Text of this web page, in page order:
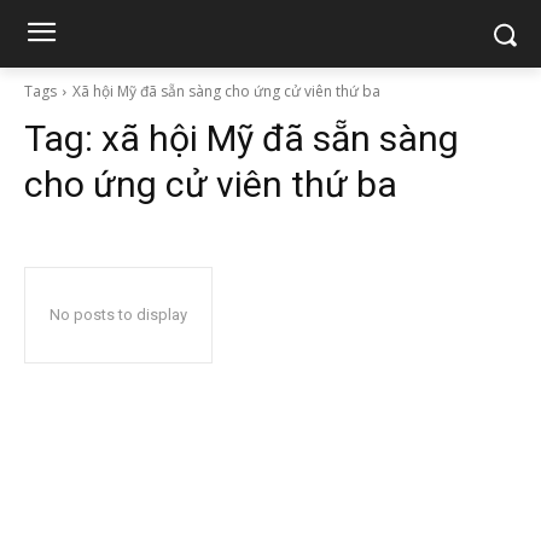
Tags Xã hội Mỹ đã sẵn sàng cho ứng cử viên thứ ba
Tag: xã hội Mỹ đã sẵn sàng
cho ứng cử viên thứ ba
No posts to display